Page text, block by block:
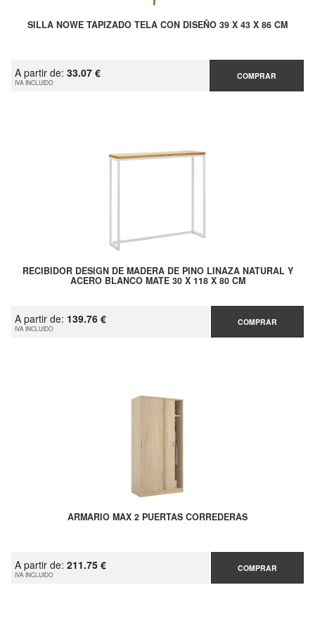
SILLA NOWE TAPIZADO TELA CON DISEÑO 39 X 43 X 86 CM
A partir de: 33.07 €
IVA INCLUIDO
COMPRAR
RECIBIDOR DESIGN DE MADERA DE PINO LINAZA NATURAL Y
ACERO BLANCO MATE 30 X 118 X 80 CM
A partir de: 139.76 €
IVA INCLUIDO
COMPRAR
ARMARIO MAX 2 PUERTAS CORREDERAS
A partir de: 211.75 €
IVA INCLUIDO
COMPRAR